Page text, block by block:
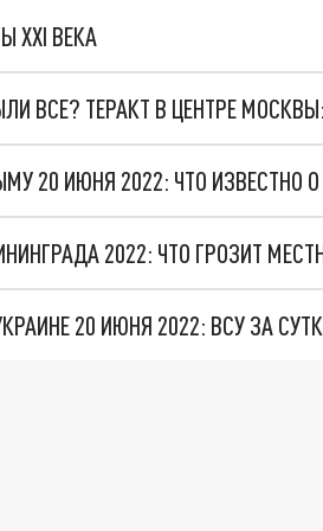
XXI ВЕКА
ВСЕ? ТЕРАКТ В ЦЕНТРЕ
20 ИЮНЯ 2022: ЧТО ИЗВЕСТНО
2022: ЧТО ГРОЗИТ
20 ИЮНЯ 2022: ВСУ ЗА